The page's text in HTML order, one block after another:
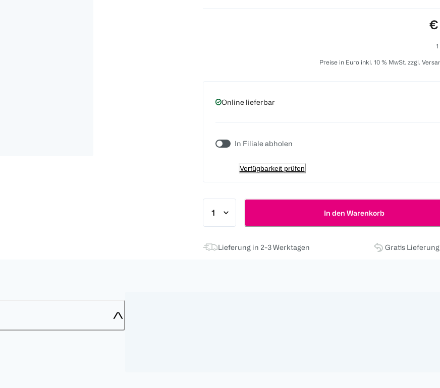
€
Preise in Euro inkl. 10 % MwSt. zzgl.
Online lieferbar
In Filiale abholen
Verfügbarkeit prüfen
In den Warenkorb
Lieferung in 2-3 Werktagen Gratis